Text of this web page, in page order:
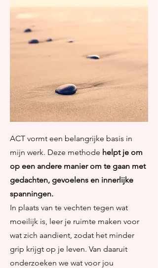
ACT vormt een belangrijke basis in
mijn werk. Deze methode helpt je om
op een andere manier om te gaan met
gedachten, gevoelens en innerlijke
spanningen.
In plaats van te vechten tegen wat
moeilijk is, leer je ruimte maken voor
wat zich aandient, zodat het minder
grip krijgt op je leven. Van daaruit
onderzoeken we wat voor jou